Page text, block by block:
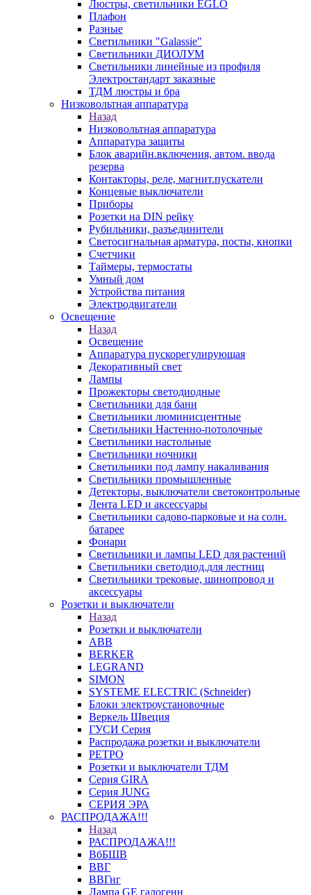
Люстры, светильники EGLO
Плафон
Разные
Светильники "Galassie"
Светильники ДИОЛУМ
Светильники линейные из профиля
Электростандарт заказные
ТДМ люстры и бра
Низковольтная аппаратура
Назад
Низковольтная аппаратура
Аппаратура защиты
Блок аварийн.включения, автом. ввода
резерва
Контакторы, реле, магнит.пускатели
Концевые выключатели
Приборы
Розетки на DIN рейку
Рубильники, разъединители
Светосигнальная арматура, посты, кнопки
Счетчики
Таймеры, термостаты
Умный дом
Устройства питания
Электродвигатели
Освещение
Назад
Освещение
Аппаратура пускорегулирующая
Декоративный свет
Лампы
Прожекторы светодиодные
Светильники для бани
Светильники люминисцентные
Светильники Настенно-потолочные
Светильники настольные
Светильники ночники
Светильники под лампу накаливания
Светильники промышленные
Детекторы, выключатели светоконтрольные
Лента LED и аксессуары
Светильники садово-парковые и на солн.
батарее
Фонари
Светильники и лампы LED для растений
Светильники светодиод.для лестниц
Светильники трековые, шинопровод и
аксессуары
Розетки и выключатели
Назад
Розетки и выключатели
ABB
BERKER
LEGRAND
SIMON
SYSTEME ELECTRIC (Schneider)
Блоки электроустановочные
Веркель Швеция
ГУСИ Серия
Распродажа розетки и выключатели
РЕТРО
Розетки и выключатели ТДМ
Серия GIRA
Серия JUNG
СЕРИЯ ЭРА
РАСПРОДАЖА!!!
Назад
РАСПРОДАЖА!!!
ВбБШВ
ВВГ
ВВГнг
Лампа GE галогенн